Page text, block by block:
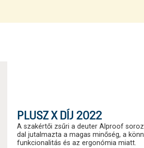
PLUSZ X DÍJ 2022
A szakértői zsűri a deuter Alproof
dal jutalmazta a magas minőség, a
funkcionalitás és az ergonómia miatt.